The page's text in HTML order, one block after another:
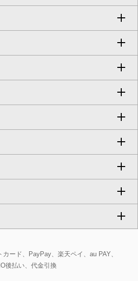
ミソール
ジー
・ドレス
・ドレス
パンツ
ンツ
パンツ
インワン
カート
カート
・スーツ
ト
ト
ット
ト
ース
ルゾン
物
・スヌード
ー
ー
グル
ュ
ワー
ード、PayPay、楽天ペイ、au PAY、
後払い、代金引換